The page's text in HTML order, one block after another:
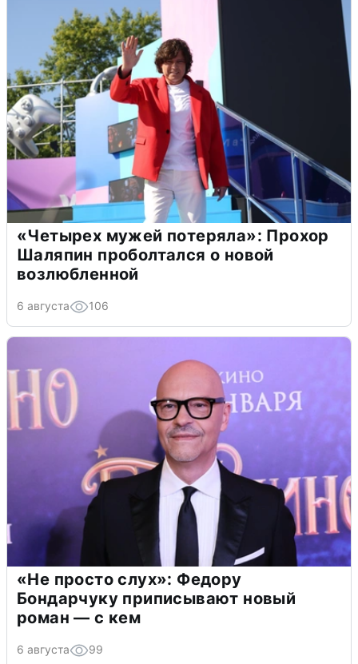
«Четырех мужей потеряла»: Прохор
Шаляпин проболтался о новой
возлюбленной
6 августа 106
«Не просто слух»: Федору
Бондарчуку приписывают новый
роман — с кем
6 августа 99